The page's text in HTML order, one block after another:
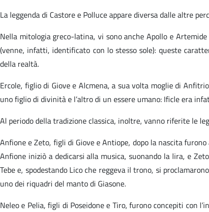
La leggenda di Castore e Polluce appare diversa dalle altre
Nella mitologia greco-latina, vi sono anche Apollo e
(venne, infatti, identificato con lo stesso sole): queste
della realtà.
Ercole, figlio di Giove e Alcmena, a sua volta moglie di
uno figlio di divinità e l’altro di un essere umano: Ificle era
Al periodo della tradizione classica, inoltre, vanno riferite le
Anfione e Zeto, figli di Giove e Antiope, dopo la nascita
Anfione iniziò a dedicarsi alla musica, suonando la lira, e
Tebe e, spodestando Lico che reggeva il trono, si
uno dei riquadri del manto di Giasone.
Neleo e Pelia, figli di Poseidone e Tiro, furono concepiti con